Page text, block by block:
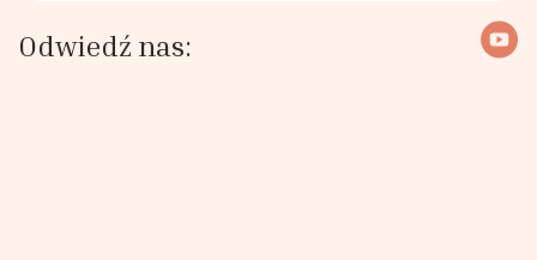
Odwiedź nas: